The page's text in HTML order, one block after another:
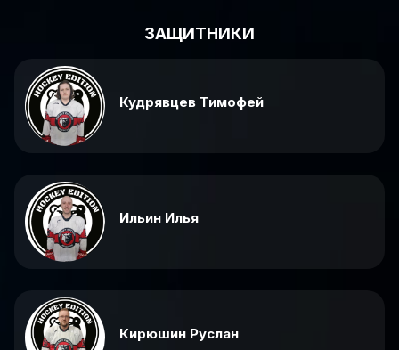
ЗАЩИТНИКИ
Кудрявцев Тимофей
Ильин Илья
Кирюшин Руслан